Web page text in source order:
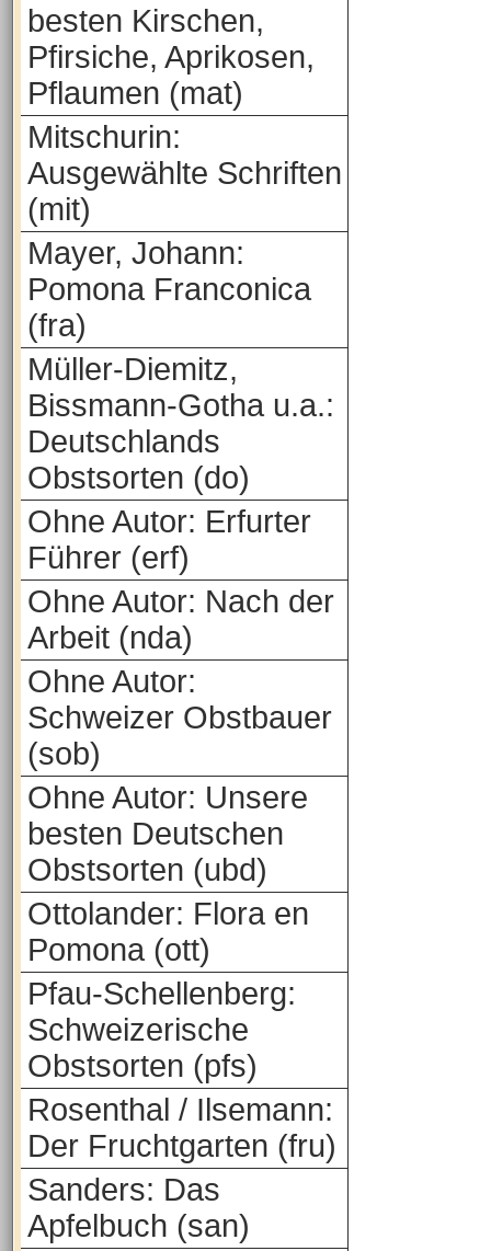
besten Kirschen,
Pfirsiche, Aprikosen,
Pflaumen (mat)
Mitschurin:
Ausgewählte Schriften
(mit)
Mayer, Johann:
Pomona Franconica
(fra)
Müller-Diemitz,
Bissmann-Gotha u.a.:
Deutschlands
Obstsorten (do)
Ohne Autor: Erfurter
Führer (erf)
Ohne Autor: Nach der
Arbeit (nda)
Ohne Autor:
Schweizer Obstbauer
(sob)
Ohne Autor: Unsere
besten Deutschen
Obstsorten (ubd)
Ottolander: Flora en
Pomona (ott)
Pfau-Schellenberg:
Schweizerische
Obstsorten (pfs)
Rosenthal / Ilsemann:
Der Fruchtgarten (fru)
Sanders: Das
Apfelbuch (san)